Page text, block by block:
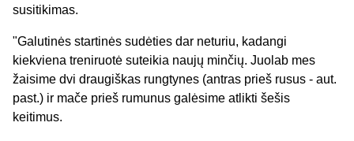
susitikimas.
"Galutinės startinės sudėties dar neturiu, kadangi
kiekviena treniruotė suteikia naujų minčių. Juolab mes
žaisime dvi draugiškas rungtynes (antras prieš rusus - aut.
past.) ir mače prieš rumunus galėsime atlikti šešis
keitimus.